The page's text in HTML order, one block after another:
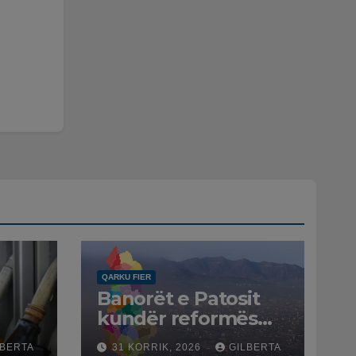
QARKU FIER
Banorët e Patosit
kundër reformës
territoriale: Të mos
31 KORRIK, 2026 GILBERTA